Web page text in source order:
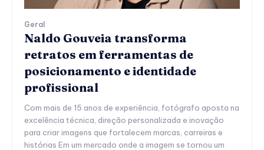
Geral
Naldo Gouveia transforma
retratos em ferramentas de
posicionamento e identidade
profissional
Com mais de 15 anos de experiência, fotógrafo aposta na
excelência técnica, direção personalizada e inovação
para criar imagens que fortalecem marcas, carreiras e
histórias Em um mercado onde a imagem se tornou um